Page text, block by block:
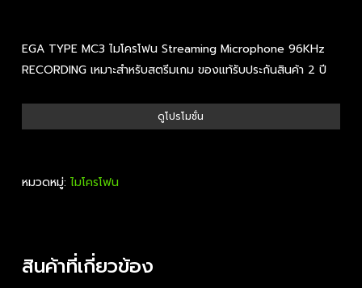
EGA TYPE MC3 ไมโครโฟน Streaming Microphone 96KHz
RECORDING เหมาะสำหรับสตรีมเกม ของแท้รับประกันสินค้า 2 ปี
ดูโปรโมชั่น
หมวดหมู่: ไมโครโฟน
สินค้าที่เกี่ยวข้อง